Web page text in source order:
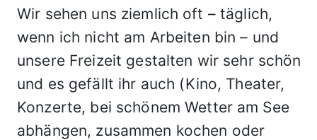
Wir sehen uns ziemlich oft – täglich,
wenn ich nicht am Arbeiten bin – und
unsere Freizeit gestalten wir sehr schön
und es gefällt ihr auch (Kino, Theater,
Konzerte, bei schönem Wetter am See
abhängen, zusammen kochen oder